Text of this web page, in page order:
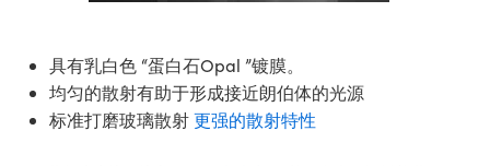
| 紅外線光學產品
| 光纖
Isolators | 晶體和隔離器
| 雷射偏光片
Lighting |顯微鏡照明
Systems| 體視顯微鏡系統
| Pixelink 相機
Components | 主動光學元件
and Detection
性裝置
Production
Tomography
and Production | 重新認證實
用品
具有乳白色 “蛋白石Opal ”镀膜。
均匀的散射有助于形成接近朗伯体的光源
标准打磨玻璃散射更强的散射特性